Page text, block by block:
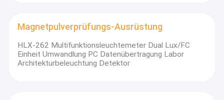
Magnetpulverprüfungs-Ausrüstung
HLX-262 Multifunktionsleuchtemeter Dual Lux/FC
Einheit Umwandlung PC Datenübertragung Labor
Architekturbeleuchtung Detektor